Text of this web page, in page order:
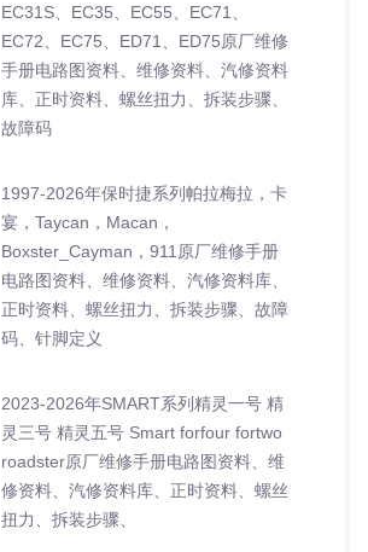
EC31S、EC35、EC55、EC71、
EC72、EC75、ED71、ED75原厂维修
手册电路图资料、维修资料、汽修资料
库、正时资料、螺丝扭力、拆装步骤、
故障码
1997-2026年保时捷系列帕拉梅拉，卡
宴，Taycan，Macan，
Boxster_Cayman，911原厂维修手册
电路图资料、维修资料、汽修资料库、
正时资料、螺丝扭力、拆装步骤、故障
码、针脚定义
2023-2026年SMART系列精灵一号 精
灵三号 精灵五号 Smart forfour fortwo
roadster原厂维修手册电路图资料、维
修资料、汽修资料库、正时资料、螺丝
扭力、拆装步骤、